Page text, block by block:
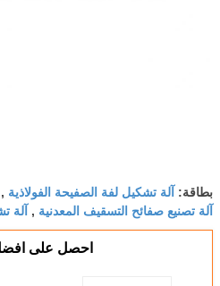
بطاقة: آلة تشكيل لفة الصفيحة الفولاذية ,
آلة تصنيع صفائح التسقيف المعدنية , آلة
احصل على